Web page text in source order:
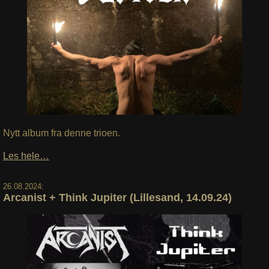
Nytt album fra denne trioen.
Les hele…
26.08.2024:
Arcanist + Think Jupiter (Lillesand, 14.09.24)